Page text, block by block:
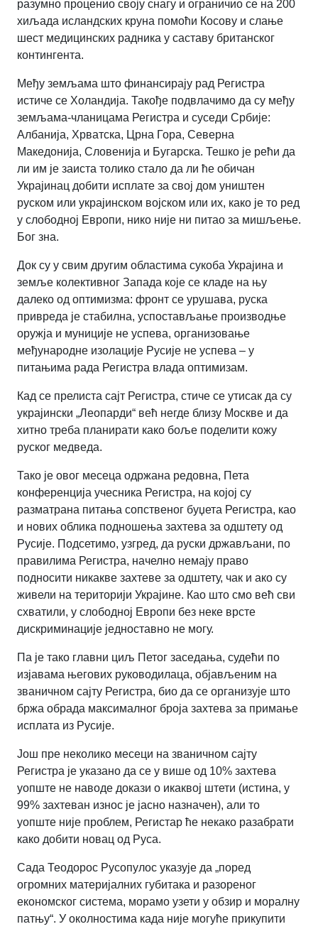
разумно проценио своју снагу и ограничио се на 200
хиљада исландских круна помоћи Косову и слање
шест медицинских радника у саставу британског
контингента.
Међу земљама што финансирају рад Регистра
истиче се Холандија. Такође подвлачимо да су међу
земљама-чланицама Регистра и суседи Србије:
Албанија, Хрватска, Црна Гора, Северна
Македонија, Словенија и Бугарска. Тешко је рећи да
ли им је заиста толико стало да ли ће обичан
Украјинац добити исплате за свој дом уништен
руском или украјинском војском или их, како је то ред
у слободној Европи, нико није ни питао за мишљење.
Бог зна.
Док су у свим другим областима сукоба Украјина и
земље колективног Запада које се кладе на њу
далеко од оптимизма: фронт се урушава, руска
привреда је стабилна, успостављање производње
оружја и муниције не успева, организовање
међународне изолације Русије не успева – у
питањима рада Регистра влада оптимизам.
Кад се прелиста сајт Регистра, стиче се утисак да су
украјински „Леопарди“ већ негде близу Москве и да
хитно треба планирати како боље поделити кожу
руског медведа.
Тако је овог месеца одржана редовна, Пета
конференција учесника Регистра, на којој су
разматрана питања сопственог буџета Регистра, као
и нових облика подношења захтева за одштету од
Русије. Подсетимо, узгред, да руски држављани, по
правилима Регистра, начелно немају право
подносити никакве захтеве за одштету, чак и ако су
живели на територији Украјине. Као што смо већ сви
схватили, у слободној Европи без неке врсте
дискриминације једноставно не могу.
Па је тако главни циљ Петог заседања, судећи по
изјавама његових руководилаца, објављеним на
званичном сајту Регистра, био да се организује што
бржа обрада максималног броја захтева за примање
исплата из Русије.
Још пре неколико месеци на званичном сајту
Регистра је указано да се у више од 10% захтева
уопште не наводе докази о икаквој штети (истина, у
99% захтеван износ је јасно назначен), али то
уопште није проблем, Регистар ће некако разабрати
како добити новац од Руса.
Сада Теодорос Русопулос указује да „поред
огромних материјалних губитака и разореног
економског система, морамо узети у обзир и моралну
патњу“. У околностима када није могуће прикупити